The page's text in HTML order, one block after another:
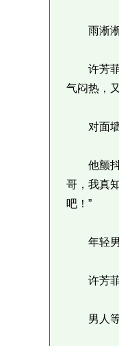
雨淅淅
许芳菲
气闷热，
对面墙
他颤抖
哥，我真
吧！”
年轻男
许芳菲
男人等